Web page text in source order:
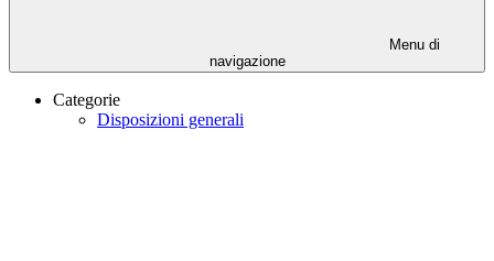
Menu di
navigazione
Categorie
Disposizioni generali